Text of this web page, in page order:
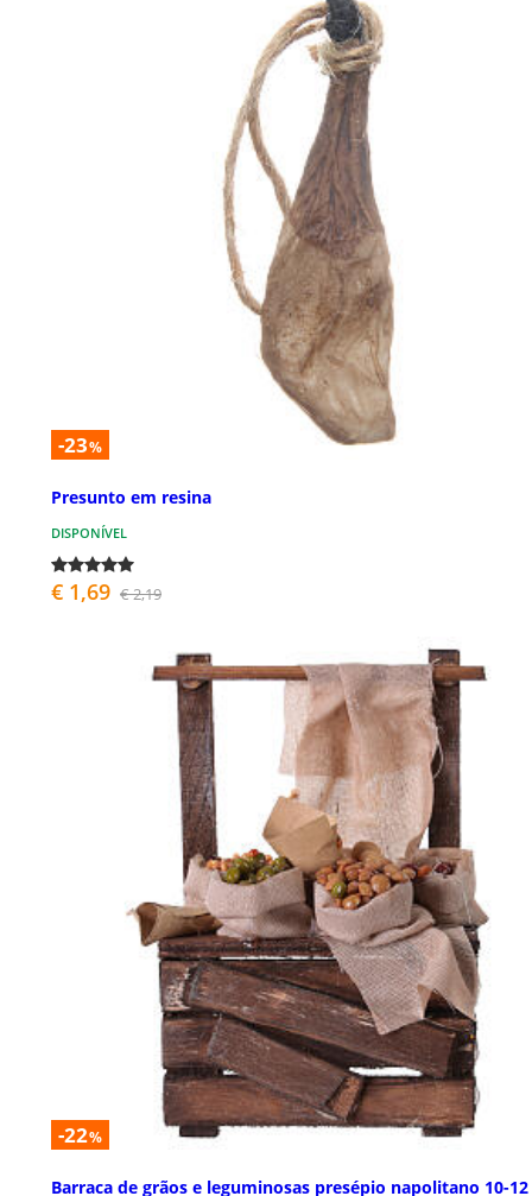
-23%
Presunto em resina
DISPONÍVEL
€ 1,69 € 2,19
-22%
Barraca de grãos e leguminosas presépio napolitano 10-